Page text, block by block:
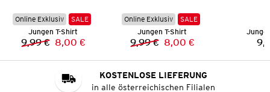
Online Exklusiv
SALE
Jungen T-Shirt
Vorheriger Preis:
9,99 € Neuer Preis:
8,00 €
Online Exklusiv
SALE
Jungen T-Shirt
Vorheriger Preis:
9,99 € Neuer Preis:
8,00 €
KOSTENLOSE LIEFERUNG
in alle österreichischen Filialen